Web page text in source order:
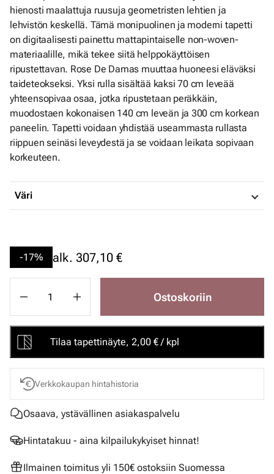
hienosti maalattuja ruusuja geometristen lehtien ja
lehvistön keskellä. Tämä monipuolinen ja moderni tapetti
on digitaalisesti painettu mattapintaiselle non-woven-
materiaalille, mikä tekee siitä helppokäyttöisen
ripustettavan. Rose De Damas muuttaa huoneesi eläväksi
taideteokseksi. Yksi rulla sisältää kaksi 70 cm leveää
yhteensopivaa osaa, jotka ripustetaan peräkkäin,
muodostaen kokonaisen 140 cm leveän ja 300 cm korkean
paneelin. Tapetti voidaan yhdistää useammasta rullasta
riippuen seinäsi leveydestä ja se voidaan leikata sopivaan
korkeuteen.
Väri
-17% alk. 307,10 €
Ostoskoriin
Tilaa tapettinäyte, 2,00 € / kpl
Verkkokaupan hintahistoria
Osaava, ystävällinen asiakaspalvelu
Hintatakuu - aina kilpailukykyiset hinnat!
Ilmainen toimitus yli 150€ ostoksiin Suomessa